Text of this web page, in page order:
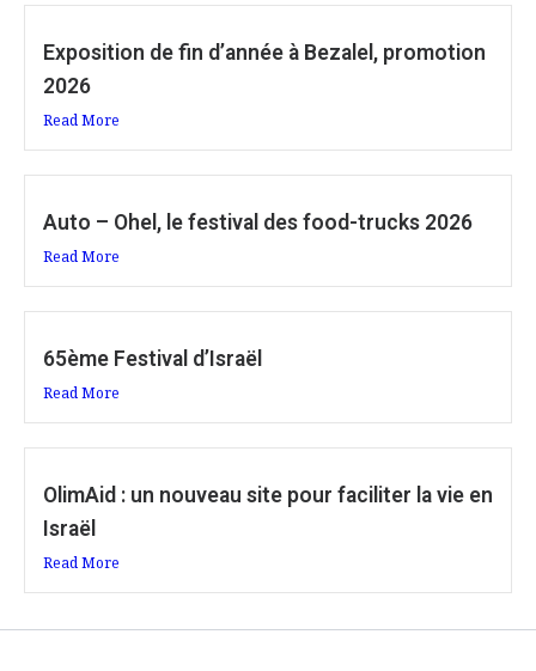
Exposition de fin d’année à Bezalel, promotion
2026
Read More
Auto – Ohel, le festival des food-trucks 2026
Read More
65ème Festival d’Israël
Read More
OlimAid : un nouveau site pour faciliter la vie en
Israël
Read More